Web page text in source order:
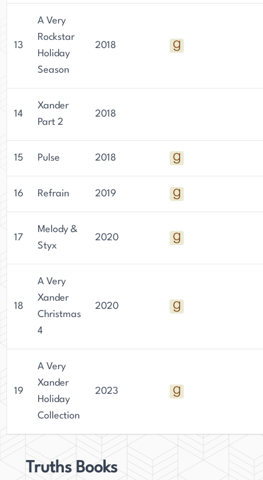
13
A Very
Rockstar
Holiday
Season
2018
14
Xander
Part 2
2018
15 Pulse 2018
16 Refrain 2019
17
Melody &
Styx
2020
18
A Very
Xander
Christmas
4
2020
19
A Very
Xander
Holiday
Collection
2023
Truths Books